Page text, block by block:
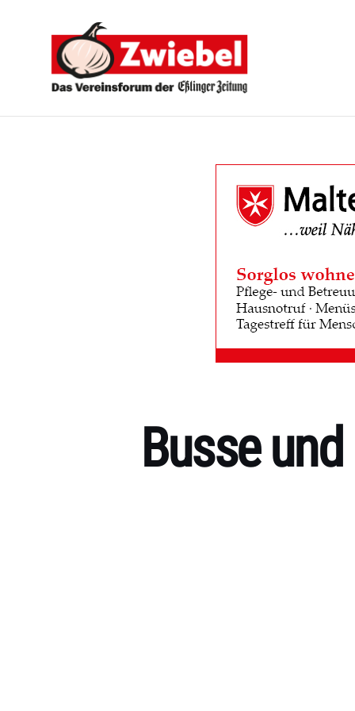
-
Kategorien
Busse